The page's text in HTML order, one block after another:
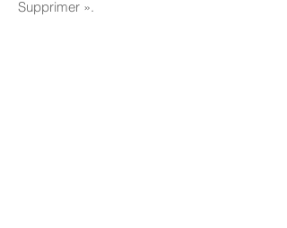
Supprimer ».